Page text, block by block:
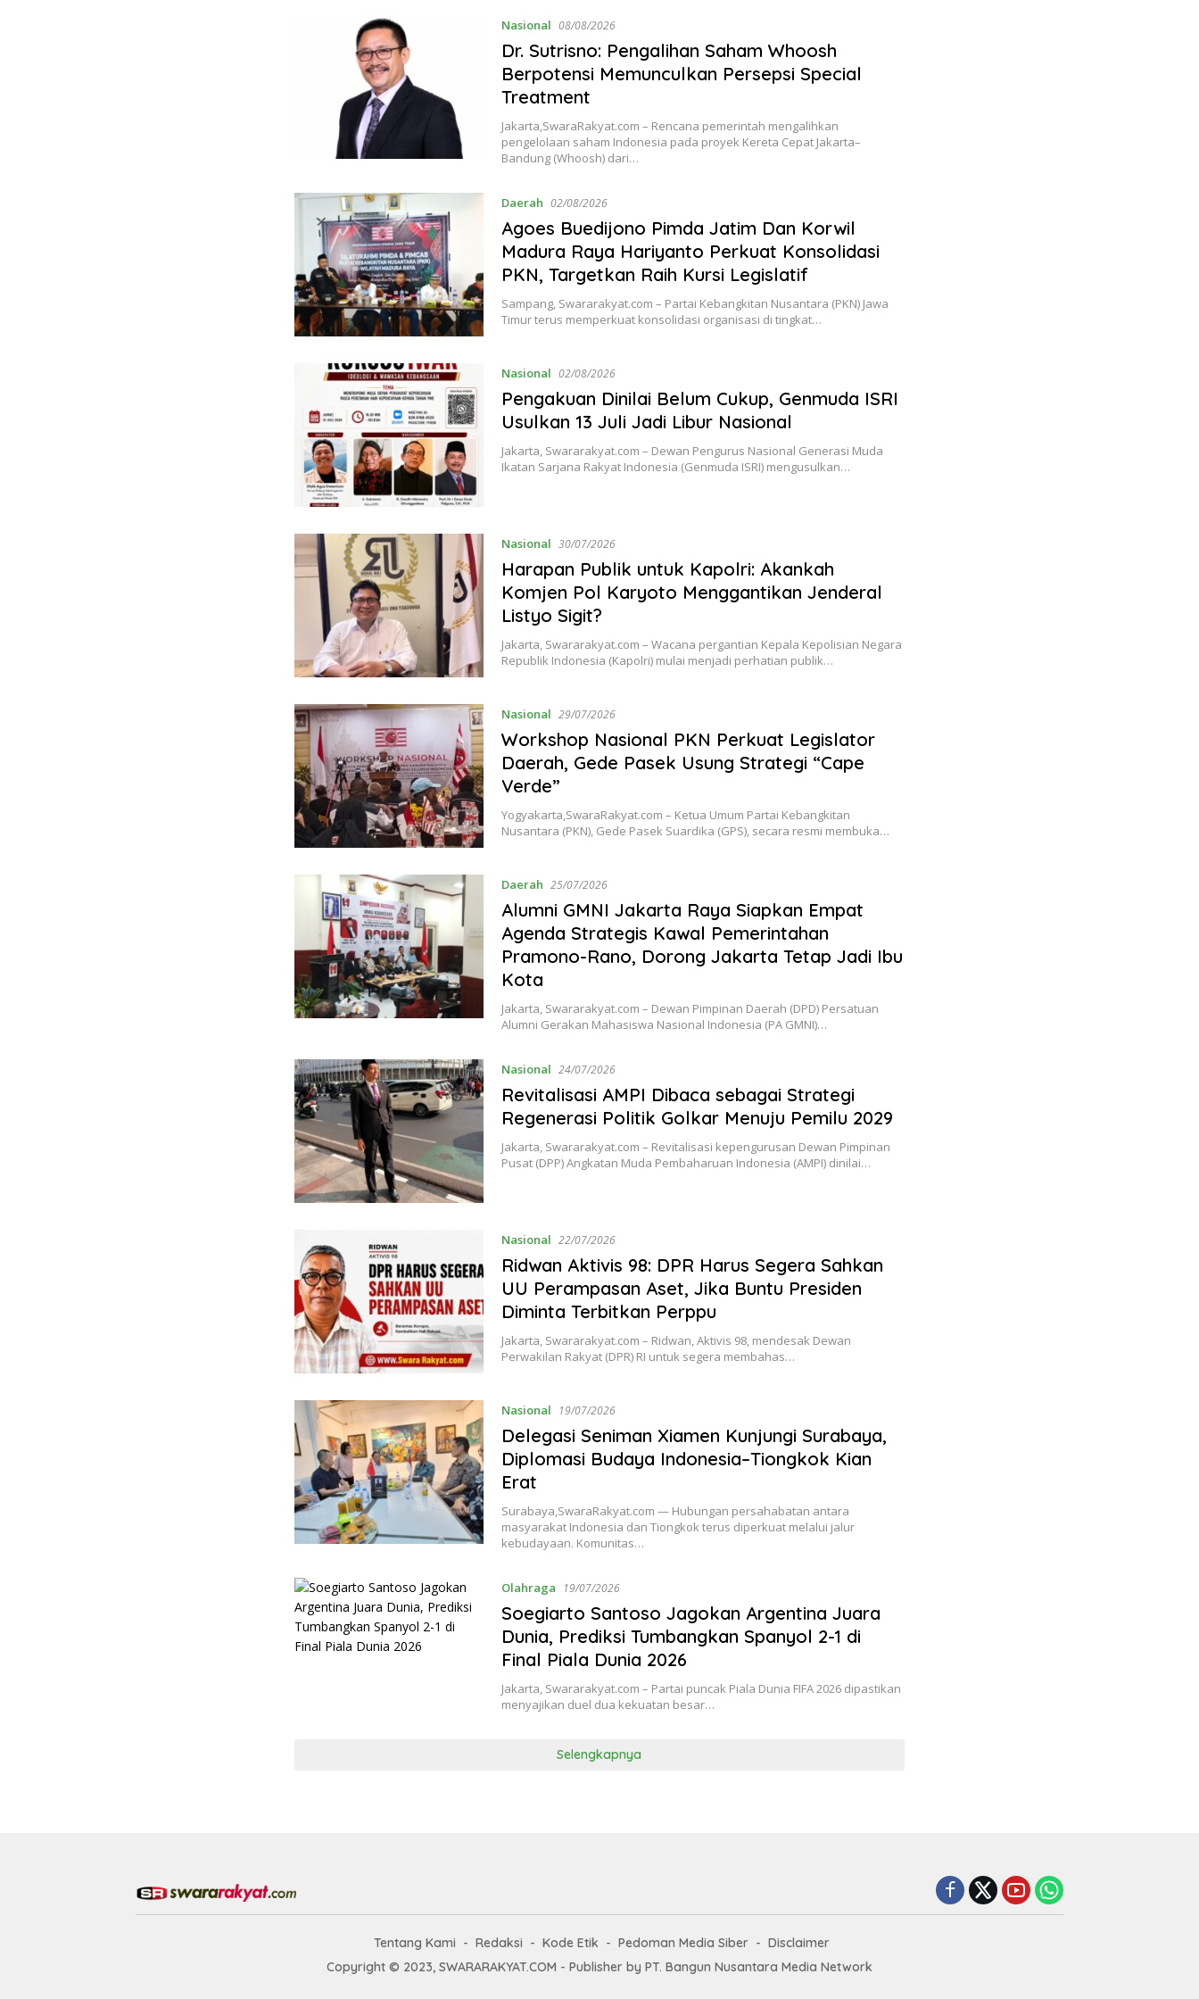
Nasional 08/08/2026
Dr. Sutrisno: Pengalihan Saham Whoosh
Berpotensi Memunculkan Persepsi Special
Treatment
Jakarta,SwaraRakyat.com – Rencana pemerintah mengalihkan
pengelolaan saham Indonesia pada proyek Kereta Cepat Jakarta–
Bandung (Whoosh) dari…
Daerah 02/08/2026
Agoes Buedijono Pimda Jatim Dan Korwil
Madura Raya Hariyanto Perkuat Konsolidasi
PKN, Targetkan Raih Kursi Legislatif
Sampang, Swararakyat.com – Partai Kebangkitan Nusantara (PKN) Jawa
Timur terus memperkuat konsolidasi organisasi di tingkat…
Nasional 02/08/2026
Pengakuan Dinilai Belum Cukup, Genmuda ISRI
Usulkan 13 Juli Jadi Libur Nasional
Jakarta, Swararakyat.com – Dewan Pengurus Nasional Generasi Muda
Ikatan Sarjana Rakyat Indonesia (Genmuda ISRI) mengusulkan…
Nasional 30/07/2026
Harapan Publik untuk Kapolri: Akankah
Komjen Pol Karyoto Menggantikan Jenderal
Listyo Sigit?
Jakarta, Swararakyat.com – Wacana pergantian Kepala Kepolisian Negara
Republik Indonesia (Kapolri) mulai menjadi perhatian publik…
Nasional 29/07/2026
Workshop Nasional PKN Perkuat Legislator
Daerah, Gede Pasek Usung Strategi “Cape
Verde”
Yogyakarta,SwaraRakyat.com – Ketua Umum Partai Kebangkitan
Nusantara (PKN), Gede Pasek Suardika (GPS), secara resmi membuka…
Daerah 25/07/2026
Alumni GMNI Jakarta Raya Siapkan Empat
Agenda Strategis Kawal Pemerintahan
Pramono-Rano, Dorong Jakarta Tetap Jadi Ibu
Kota
Jakarta, Swararakyat.com – Dewan Pimpinan Daerah (DPD) Persatuan
Alumni Gerakan Mahasiswa Nasional Indonesia (PA GMNI)…
Nasional 24/07/2026
Revitalisasi AMPI Dibaca sebagai Strategi
Regenerasi Politik Golkar Menuju Pemilu 2029
Jakarta, Swararakyat.com – Revitalisasi kepengurusan Dewan Pimpinan
Pusat (DPP) Angkatan Muda Pembaharuan Indonesia (AMPI) dinilai…
Nasional 22/07/2026
Ridwan Aktivis 98: DPR Harus Segera Sahkan
UU Perampasan Aset, Jika Buntu Presiden
Diminta Terbitkan Perppu
Jakarta, Swararakyat.com – Ridwan, Aktivis 98, mendesak Dewan
Perwakilan Rakyat (DPR) RI untuk segera membahas…
Nasional 19/07/2026
Delegasi Seniman Xiamen Kunjungi Surabaya,
Diplomasi Budaya Indonesia–Tiongkok Kian
Erat
Surabaya,SwaraRakyat.com — Hubungan persahabatan antara
masyarakat Indonesia dan Tiongkok terus diperkuat melalui jalur
kebudayaan. Komunitas…
Olahraga 19/07/2026
Soegiarto Santoso Jagokan Argentina Juara
Dunia, Prediksi Tumbangkan Spanyol 2-1 di
Final Piala Dunia 2026
Jakarta, Swararakyat.com – Partai puncak Piala Dunia FIFA 2026 dipastikan
menyajikan duel dua kekuatan besar…
Selengkapnya
Tentang Kami Redaksi Kode Etik Pedoman Media Siber
Disclaimer
Copyright © 2023, SWARARAKYAT.COM - Publisher by PT. Bangun Nusantara Media Network